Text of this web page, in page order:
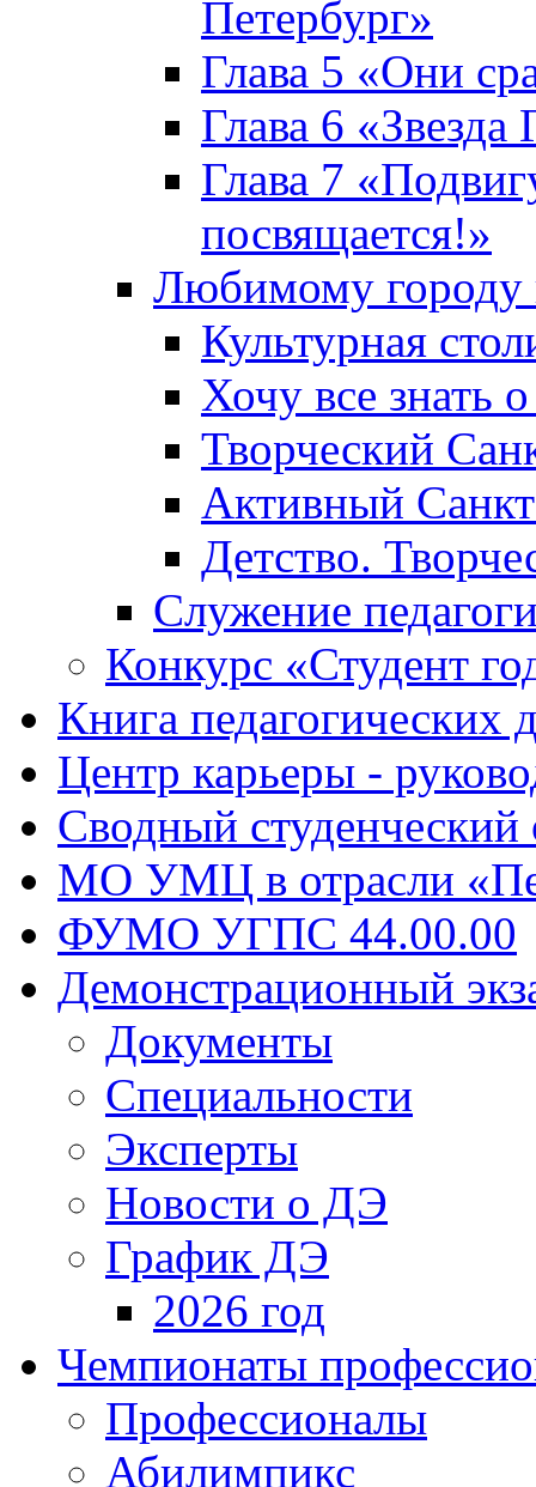
Петербург»
Глава 5 «Они
Глава 6 «Звезда
Глава 7
посвящается!»
Любимому городу
Культурная
Хочу все знать
Творческий
Активный
Детство.
Служение
Конкурс «Студент
Книга педагогических
Центр карьеры -
Сводный
МО УМЦ в отрасли
ФУМО УГПС 44.00.00
Демонстрационный
Документы
Специальности
Эксперты
Новости о ДЭ
График ДЭ
2026 год
Чемпионаты
Профессионалы
Абилимпикс